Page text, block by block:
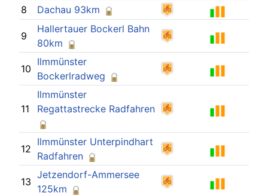
8
Dachau 93km
9
Hallertauer Bockerl Bahn
80km
10
Ilmmünster
Bockerlradweg
11
Ilmmünster
Regattastrecke Radfahren
12
Ilmmünster Unterpindhart
Radfahren
13
Jetzendorf-Ammersee
125km